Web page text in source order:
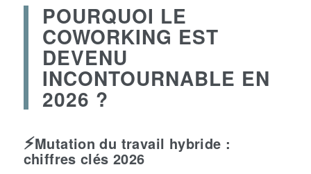
POURQUOI LE
COWORKING EST
DEVENU
INCONTOURNABLE EN
2026 ?
⚡️Mutation du travail hybride :
chiffres clés 2026